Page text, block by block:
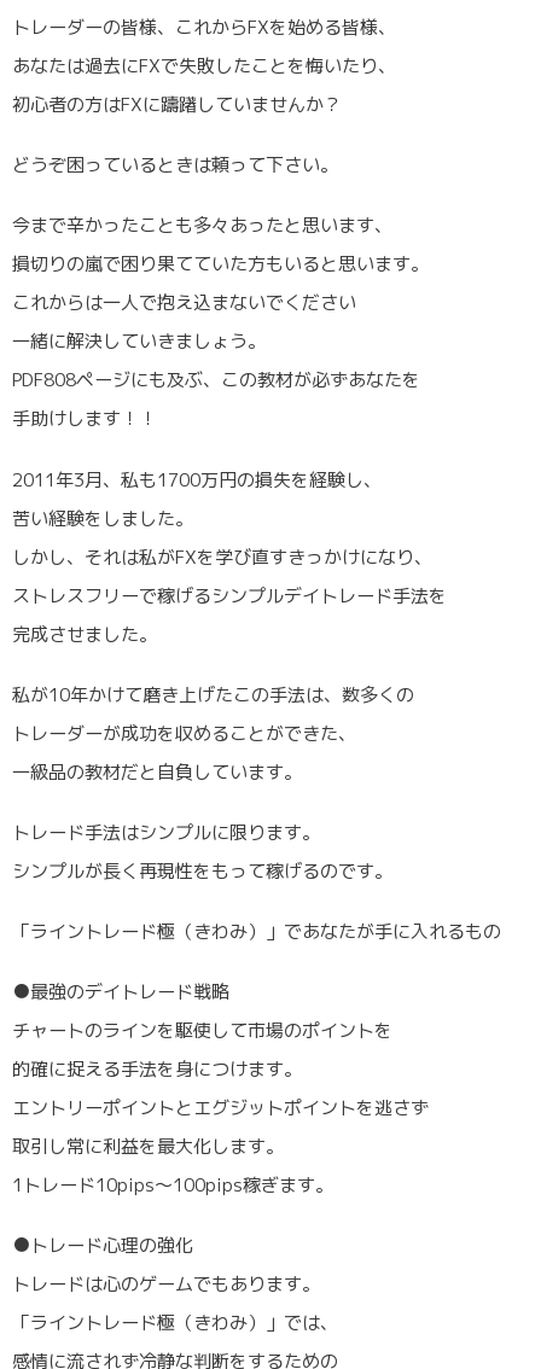
トレーダーの皆様、これからFXを始める皆様、
あなたは過去にFXで失敗したことを悔いたり、
初心者の方はFXに躊躇していませんか？
どうぞ困っているときは頼って下さい。
今まで辛かったことも多々あったと思います、
損切りの嵐で困り果てていた方もいると思います。
これからは一人で抱え込まないでください
一緒に解決していきましょう。
PDF808ページにも及ぶ、この教材が必ずあなたを
手助けします！！
2011年3月、私も1700万円の損失を経験し、
苦い経験をしました。
しかし、それは私がFXを学び直すきっかけになり、
ストレスフリーで稼げるシンプルデイトレード手法を
完成させました。
私が10年かけて磨き上げたこの手法は、数多くの
トレーダーが成功を収めることができた、
一級品の教材だと自負しています。
トレード手法はシンプルに限ります。
シンプルが長く再現性をもって稼げるのです。
「ライントレード極（きわみ）」であなたが手に入れるもの
●最強のデイトレード戦略
チャートのラインを駆使して市場のポイントを
的確に捉える手法を身につけます。
エントリーポイントとエグジットポイントを逃さず
取引し常に利益を最大化します。
1トレード10pips～100pips稼ぎます。
●トレード心理の強化
トレードは心のゲームでもあります。
「ライントレード極（きわみ）」では、
感情に流されず冷静な判断をするための